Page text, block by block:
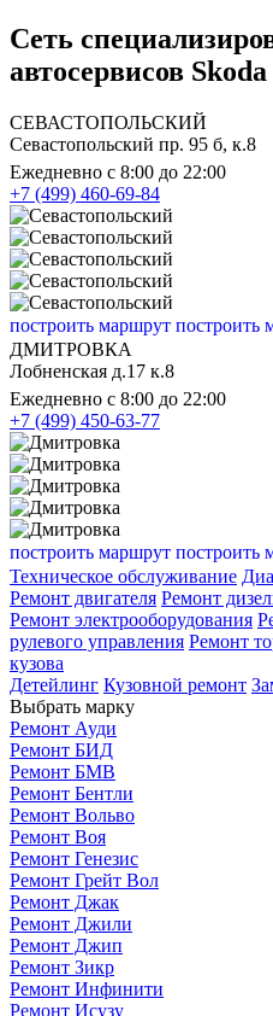
Сеть
автосервисов
СЕВАСТОПОЛЬСКИЙ
Севастопольский пр. 95 б, к.8
Ежедневно с 8:00 до 22:00
+7 (499) 460-69-84
построить маршрут построить
ДМИТРОВКА
Лобненская д.17 к.8
Ежедневно с 8:00 до 22:00
+7 (499) 450-63-77
построить маршрут построить
Техническое обслуживание
Ремонт двигателя Ремонт
Ремонт электрооборудования
рулевого управления Ремонт
кузова
Детейлинг Кузовной ремонт
Выбрать марку
Ремонт Ауди
Ремонт БИД
Ремонт БМВ
Ремонт Бентли
Ремонт Вольво
Ремонт Воя
Ремонт Генезис
Ремонт Грейт Вол
Ремонт Джак
Ремонт Джили
Ремонт Джип
Ремонт Зикр
Ремонт Инфинити
Ремонт Исузу